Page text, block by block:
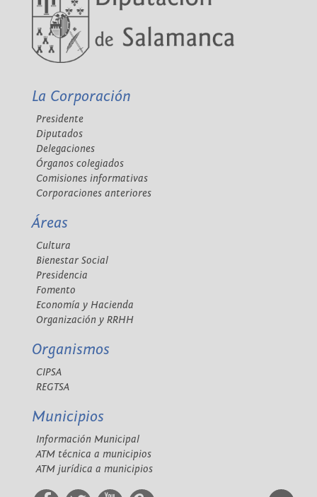
La Corporación
Presidente
Diputados
Delegaciones
Órganos colegiados
Comisiones informativas
Corporaciones anteriores
Áreas
Cultura
Bienestar Social
Presidencia
Fomento
Economía y Hacienda
Organización y RRHH
Organismos
CIPSA
REGTSA
Municipios
Información Municipal
ATM técnica a municipios
ATM jurídica a municipios